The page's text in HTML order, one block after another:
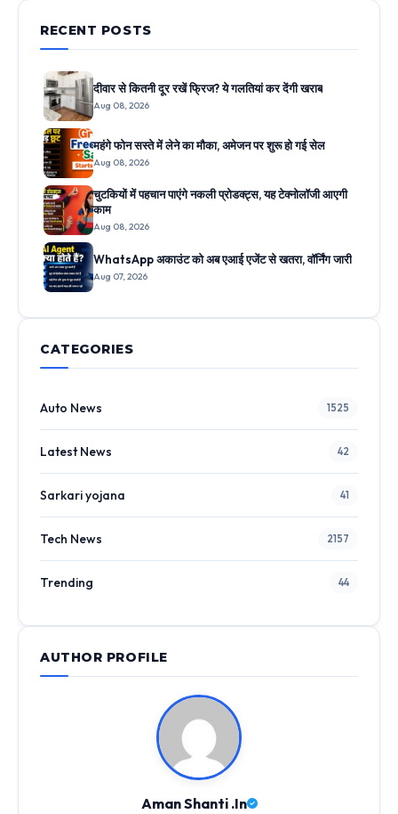
RECENT POSTS
दीवार से कितनी दूर रखें फ्रिज? ये गलतियां कर देंगी खराब
Aug 08, 2026
महंगे फोन सस्ते में लेने का मौका, अमेजन पर शुरू हो गई सेल
Aug 08, 2026
चुटकियों में पहचान पाएंगे नकली प्रोडक्ट्स, यह टेक्नोलॉजी आएगी
काम
Aug 08, 2026
WhatsApp अकाउंट को अब एआई एजेंट से खतरा, वॉर्निंग जारी
Aug 07, 2026
CATEGORIES
Auto News 1525
Latest News 42
Sarkari yojana 41
Tech News 2157
Trending 44
AUTHOR PROFILE
Aman Shanti .In